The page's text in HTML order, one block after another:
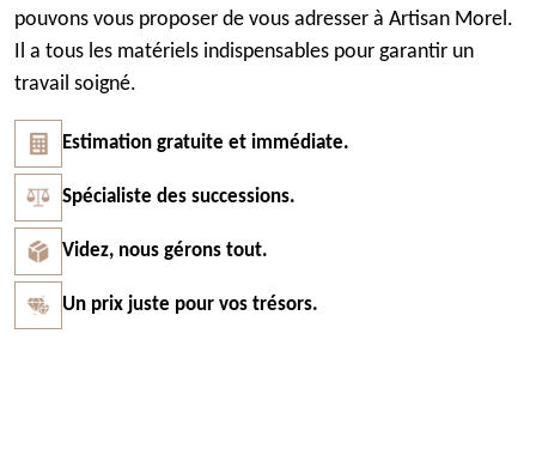
pouvons vous proposer de vous adresser à Artisan Morel.
Il a tous les matériels indispensables pour garantir un
travail soigné.
Estimation gratuite et immédiate.
Spécialiste des successions.
Videz, nous gérons tout.
Un prix juste pour vos trésors.